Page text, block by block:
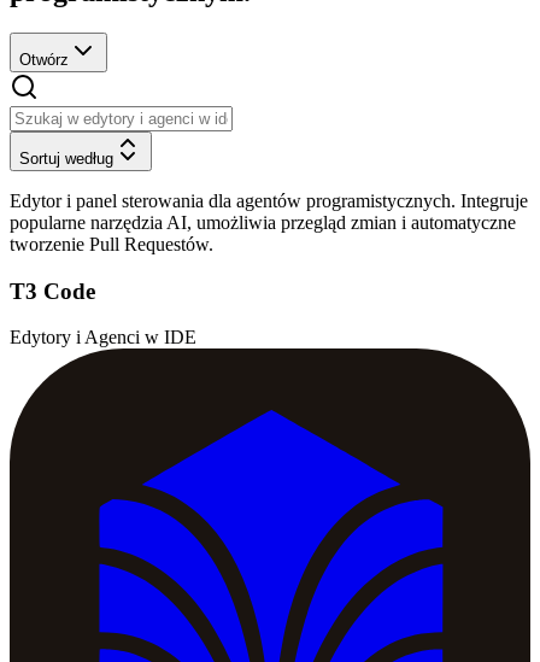
Otwórz
Sortuj według
Edytor i panel sterowania dla agentów programistycznych. Integruje
popularne narzędzia AI, umożliwia przegląd zmian i automatyczne
tworzenie Pull Requestów.
T3 Code
Edytory i Agenci w IDE